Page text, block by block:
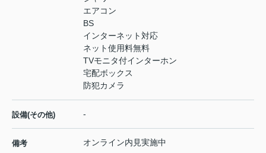
エアコン
BS
インターネット対応
ネット使用料無料
TVモニタ付インターホン
宅配ボックス
防犯カメラ
設備(その他) -
備考 オンライン内見実施中